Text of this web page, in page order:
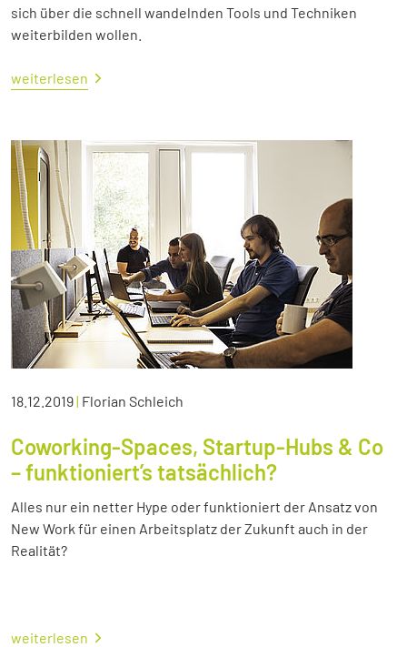
sich über die schnell wandelnden Tools und Techniken
weiterbilden wollen.
weiterlesen
18.12.2019| Florian Schleich
Coworking-Spaces, Startup-Hubs & Co
– funktioniert’s tatsächlich?
Alles nur ein netter Hype oder funktioniert der Ansatz von
New Work für einen Arbeitsplatz der Zukunft auch in der
Realität?
weiterlesen